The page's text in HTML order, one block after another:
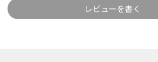
レビューを書く